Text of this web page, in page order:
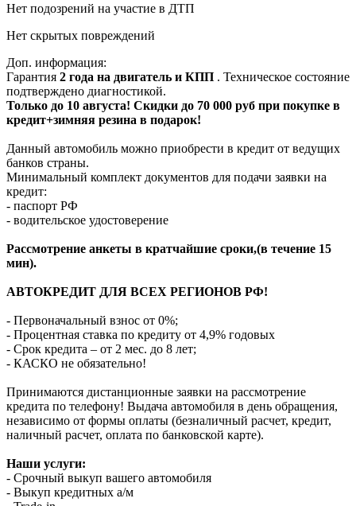
Нет подозрений на участие в ДТП
Нет скрытых повреждений
Доп. информация:
Гарантия 2 года на двигатель и КПП . Техническое состояние
подтверждено диагностикой.
Только до 10 августа! Скидки до 70 000 руб при покупке в
кредит+зимняя резина в подарок!
Данный автомобиль можно приобрести в кредит от ведущих
банков страны.
Минимальный комплект документов для подачи заявки на
кредит:
- паспорт РФ
- водительское удостоверение
Рассмотрение анкеты в кратчайшие сроки,(в течение 15
мин).
АВТОКРЕДИТ ДЛЯ ВСЕХ РЕГИОНОВ РФ!
- Первоначальный взнос от 0%;
- Процентная ставка по кредиту от 4,9% годовых
- Срок кредита – от 2 мес. до 8 лет;
- КАСКО не обязательно!
Принимаются дистанционные заявки на рассмотрение
кредита по телефону! Выдача автомобиля в день обращения,
независимо от формы оплаты (безналичный расчет, кредит,
наличный расчет, оплата по банковской карте).
Наши услуги:
- Срочный выкуп вашего автомобиля
- Выкуп кредитных а/м